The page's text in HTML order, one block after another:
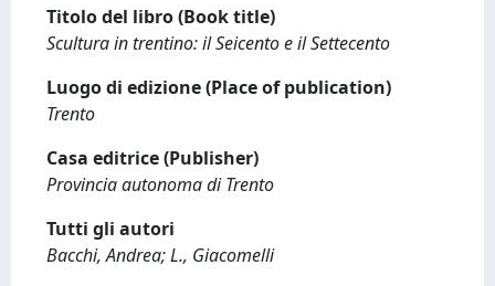
Titolo del libro (Book title)
Scultura in trentino: il Seicento e il Settecento
Luogo di edizione (Place of publication)
Trento
Casa editrice (Publisher)
Provincia autonoma di Trento
Tutti gli autori
Bacchi, Andrea; L., Giacomelli